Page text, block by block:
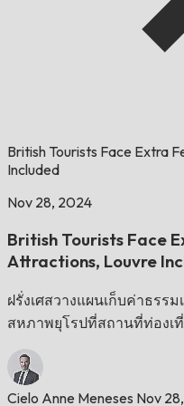
British Tourists Face Extra
Included
Nov 28, 2024
British Tourists Face
Attractions, Louvre
ฝรั่งเศสวางแผนเก็บค่าธรร
สหภาพยุโรปที่สถานที่ท่องเ
Cielo Anne Meneses Nov